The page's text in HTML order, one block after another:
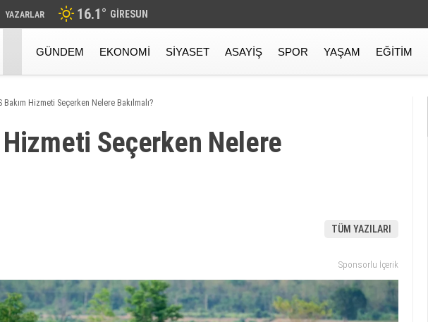
YAZARLAR 16.1° GIRESUN
GÜNDEM EKONOMI SIYASET ASAYIŞ SPOR YAŞAM EĞITIM
Bakım Hizmeti Seçerken Nelere Bakılmalı?
Hizmeti Seçerken Nelere
TÜM YAZILARI
Sponsorlu İçerik